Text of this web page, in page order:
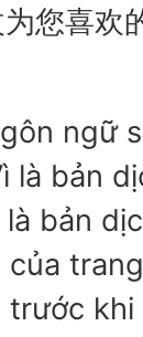
您喜欢
ngữ
là bản
bản